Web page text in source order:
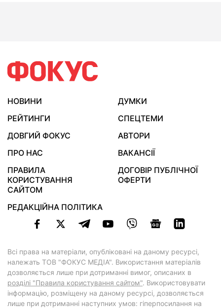
НОВИНИ
ДУМКИ
РЕЙТИНГИ
СПЕЦТЕМИ
ДОВГИЙ ФОКУС
АВТОРИ
ПРО НАС
ВАКАНСІЇ
ПРАВИЛА
КОРИСТУВАННЯ
САЙТОМ
ДОГОВІР ПУБЛІЧНОЇ
ОФЕРТИ
РЕДАКЦІЙНА ПОЛІТИКА
Всі права на матеріали, опубліковані на даному ресурсі,
належать ТОВ "ФОКУС МЕДІА". Використання матеріалів
дозволяється лише при дотриманні вимог, описаних в
розділі "Правила користування сайтом". Використовувати
інформацію, розміщену на даному ресурсі, дозволяється
лише при дотриманні наступних умов: гіперпосилання на